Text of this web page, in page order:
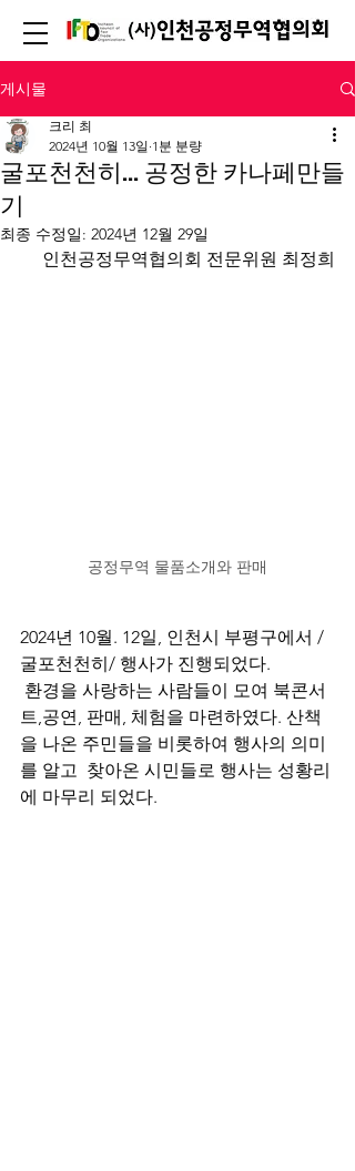
게시물
굴포천천히... 공정한 카나페만들
기
크리 최
2024년 10월 13일 1분 분량
최종 수정일: 2024년 12월 29일
인천공정무역협의회 전문위원 최정희
공정무역 물품소개와 판매
2024년 10월. 12일, 인천시 부평구에서 /
굴포천천히/ 행사가 진행되었다.
환경을 사랑하는 사람들이 모여 북콘서
트,공연, 판매, 체험을 마련하였다. 산책
을 나온 주민들을 비롯하여 행사의 의미
를 알고  찾아온 시민들로 행사는 성황리
에 마무리 되었다.